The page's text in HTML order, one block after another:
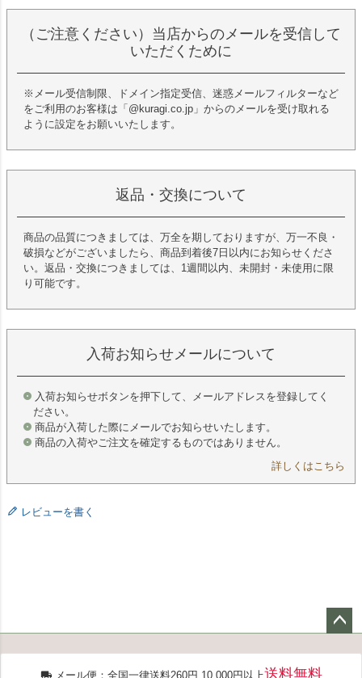
（ご注意ください）当店からのメールを受信して
いただくために
※メール受信制限、ドメイン指定受信、迷惑メールフィルターなど
をご利用のお客様は「@kuragi.co.jp」からのメールを受け取れる
ように設定をお願いいたします。
返品・交換について
商品の品質につきましては、万全を期しておりますが、万一不良・
破損などがございましたら、商品到着後7日以内にお知らせくださ
い。返品・交換につきましては、1週間以内、未開封・未使用に限
り可能です。
入荷お知らせメールについて
入荷お知らせボタンを押下して、メールアドレスを登録してく
ださい。
商品が入荷した際にメールでお知らせいたします。
商品の入荷やご注文を確定するものではありません。
詳しくはこちら
レビューを書く
ジト
メール便：全国一律送料260円 10,000円以上送料無料